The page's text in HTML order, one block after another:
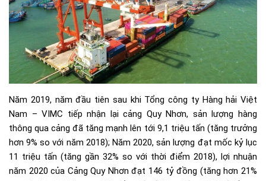
Năm 2019, năm đầu tiên sau khi Tổng công ty Hàng hải Việt
Nam – VIMC tiếp nhận lại cảng Quy Nhơn, sản lượng hàng
thông qua cảng đã tăng mạnh lên tới 9,1 triệu tấn (tăng trưởng
hơn 9% so với năm 2018); Năm 2020, sản lượng đạt mốc kỷ lục
11 triệu tấn (tăng gần 32% so với thời điểm 2018), lợi nhuận
năm 2020 của Cảng Quy Nhơn đạt 146 tỷ đồng (tăng hơn 21%